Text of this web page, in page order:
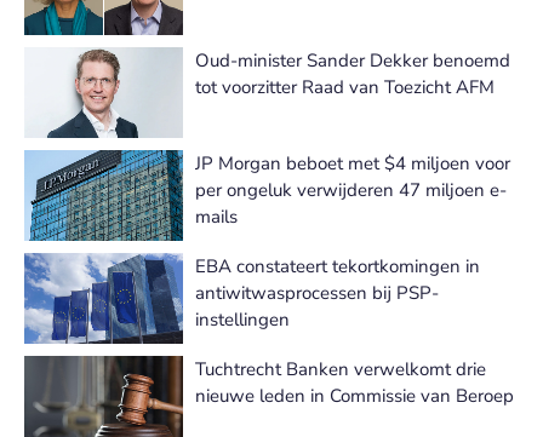
Oud-minister Sander Dekker benoemd
tot voorzitter Raad van Toezicht AFM
JP Morgan beboet met $4 miljoen voor
per ongeluk verwijderen 47 miljoen e-
mails
EBA constateert tekortkomingen in
antiwitwasprocessen bij PSP-
instellingen
Tuchtrecht Banken verwelkomt drie
nieuwe leden in Commissie van Beroep